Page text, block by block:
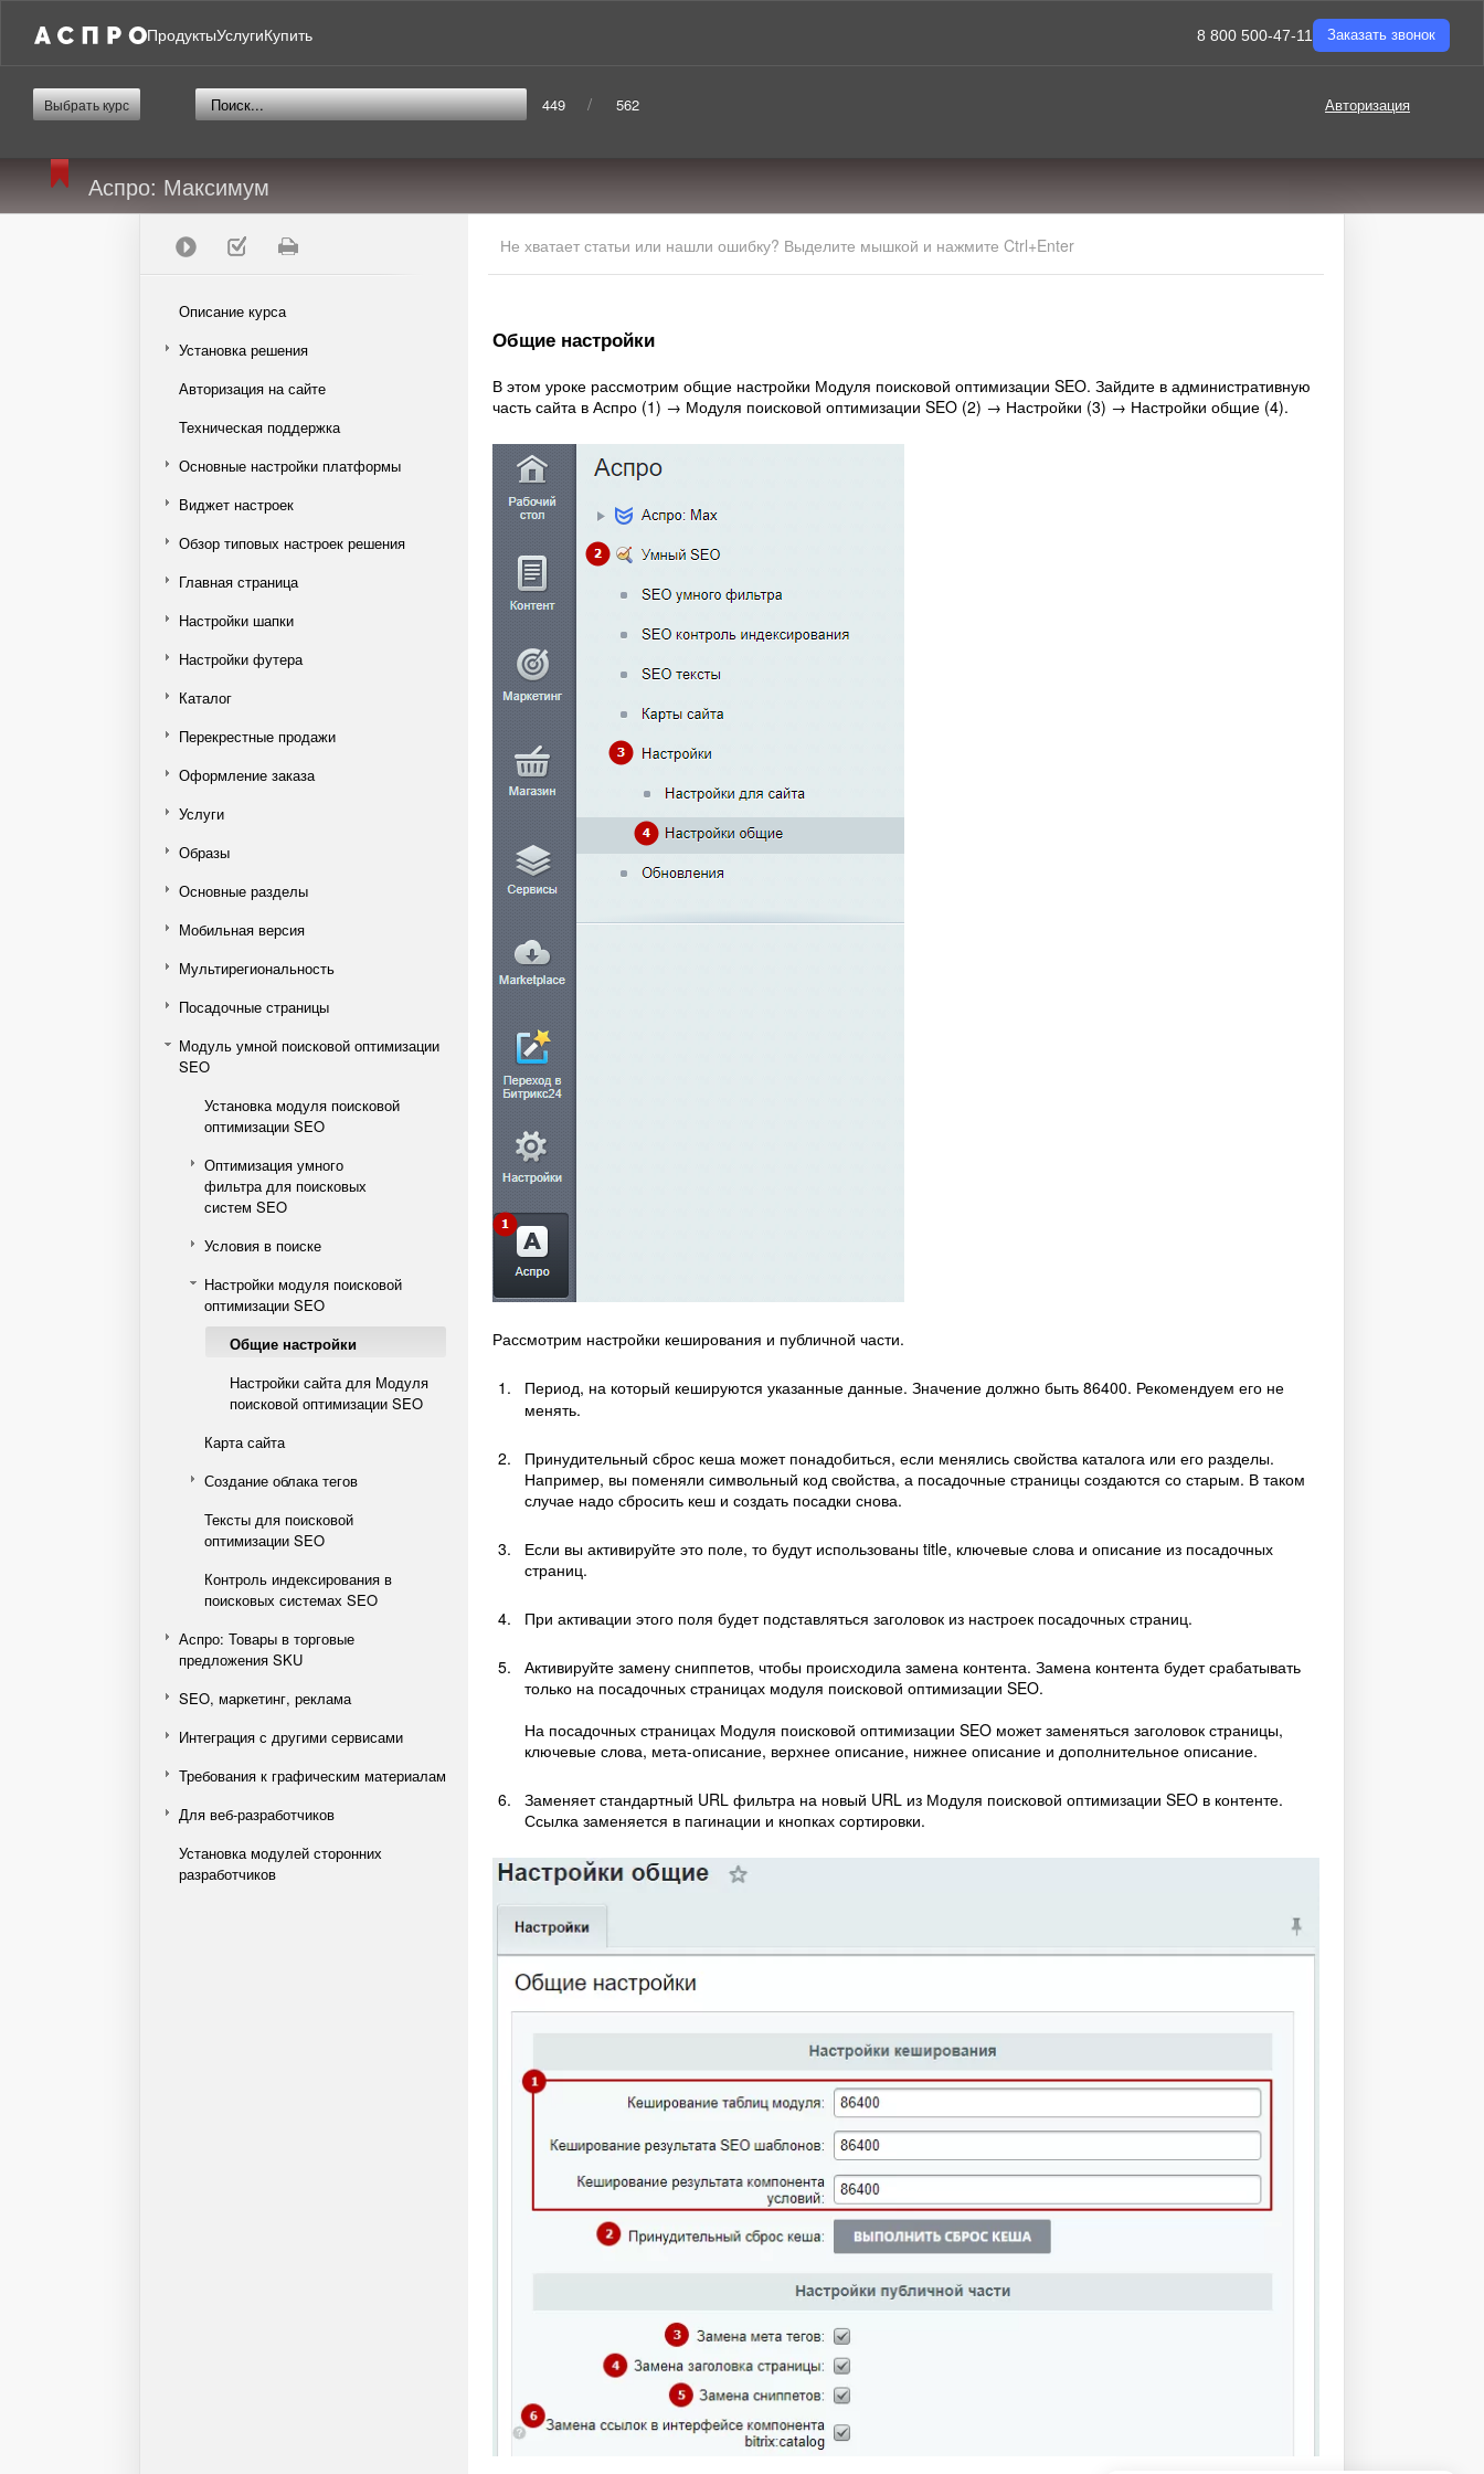
ПродуктыУслугиКупить 8 800 500-47-11 Заказать звонок
Авторизация
Выбрать курс 449 / 562
Аспро: Максимум
Описание курса
Установка решения
Авторизация на сайте
Техническая поддержка
Основные настройки платформы
Виджет настроек
Обзор типовых настроек решения
Главная страница
Настройки шапки
Настройки футера
Каталог
Перекрестные продажи
Оформление заказа
Услуги
Образы
Основные разделы
Мобильная версия
Мультирегиональность
Посадочные страницы
Модуль умной поисковой оптимизации
SEO
Установка модуля поисковой
оптимизации SEO
Оптимизация умного
фильтра для поисковых
систем SEO
Условия в поиске
Настройки модуля поисковой
оптимизации SEO
Общие настройки
Настройки сайта для Модуля
поисковой оптимизации SEO
Карта сайта
Создание облака тегов
Тексты для поисковой
оптимизации SEO
Контроль индексирования в
поисковых системах SEO
Аспро: Товары в торговые
предложения SKU
SEO, маркетинг, реклама
Интеграция с другими сервисами
Требования к графическим материалам
Для веб-разработчиков
Установка модулей сторонних
разработчиков
Не хватает статьи или нашли ошибку? Выделите мышкой и нажмите Ctrl+Enter
Общие настройки
В этом уроке рассмотрим общие настройки Модуля поисковой оптимизации SEO. Зайдите в административную
часть сайта в Аспро (1) → Модуля поисковой оптимизации SEO (2) → Настройки (3) → Настройки общие (4).
Рассмотрим настройки кеширования и публичной части.
Период, на который кешируются указанные данные. Значение должно быть 86400. Рекомендуем его не
менять.
Принудительный сброс кеша может понадобиться, если менялись свойства каталога или его разделы.
Например, вы поменяли символьный код свойства, а посадочные страницы создаются со старым. В таком
случае надо сбросить кеш и создать посадки снова.
Если вы активируйте это поле, то будут использованы title, ключевые слова и описание из посадочных
страниц.
При активации этого поля будет подставляться заголовок из настроек посадочных страниц.
Активируйте замену сниппетов, чтобы происходила замена контента. Замена контента будет срабатывать
только на посадочных страницах модуля поисковой оптимизации SEO.
На посадочных страницах Модуля поисковой оптимизации SEO может заменяться заголовок страницы,
ключевые слова, мета-описание, верхнее описание, нижнее описание и дополнительное описание.
Заменяет стандартный URL фильтра на новый URL из Модуля поисковой оптимизации SEO в контенте.
Ссылка заменяется в пагинации и кнопках сортировки.